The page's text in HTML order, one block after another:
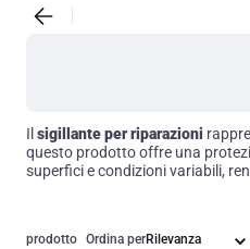
Il sigillante per riparazioni
questo prodotto offre una
superfici e condizioni variabili,
prodotto Ordina per